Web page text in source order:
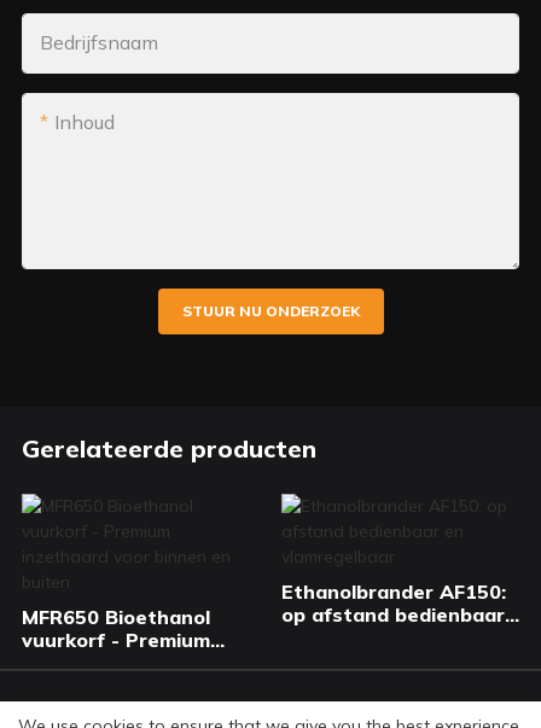
Bedrijfsnaam
Inhoud
STUUR NU ONDERZOEK
Gerelateerde producten
MFR650 Bioethanol
vuurkorf - Premium
Ethanolbrander AF150:
op afstand bedienbaar
© Copyright 2026 Art Fireplace Technology Limited.